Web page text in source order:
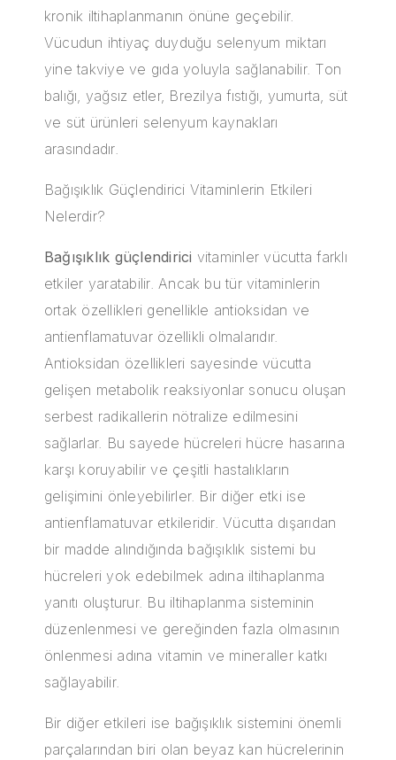
kronik iltihaplanmanın önüne geçebilir.
Vücudun ihtiyaç duyduğu selenyum miktarı
yine takviye ve gıda yoluyla sağlanabilir. Ton
balığı, yağsız etler, Brezilya fıstığı, yumurta, süt
ve süt ürünleri selenyum kaynakları
arasındadır.
Bağışıklık Güçlendirici Vitaminlerin Etkileri
Nelerdir?
Bağışıklık güçlendirici vitaminler vücutta farklı
etkiler yaratabilir. Ancak bu tür vitaminlerin
ortak özellikleri genellikle antioksidan ve
antienflamatuvar özellikli olmalarıdır.
Antioksidan özellikleri sayesinde vücutta
gelişen metabolik reaksiyonlar sonucu oluşan
serbest radikallerin nötralize edilmesini
sağlarlar. Bu sayede hücreleri hücre hasarına
karşı koruyabilir ve çeşitli hastalıkların
gelişimini önleyebilirler. Bir diğer etki ise
antienflamatuvar etkileridir. Vücutta dışarıdan
bir madde alındığında bağışıklık sistemi bu
hücreleri yok edebilmek adına iltihaplanma
yanıtı oluşturur. Bu iltihaplanma sisteminin
düzenlenmesi ve gereğinden fazla olmasının
önlenmesi adına vitamin ve mineraller katkı
sağlayabilir.
Bir diğer etkileri ise bağışıklık sistemini önemli
parçalarından biri olan beyaz kan hücrelerinin